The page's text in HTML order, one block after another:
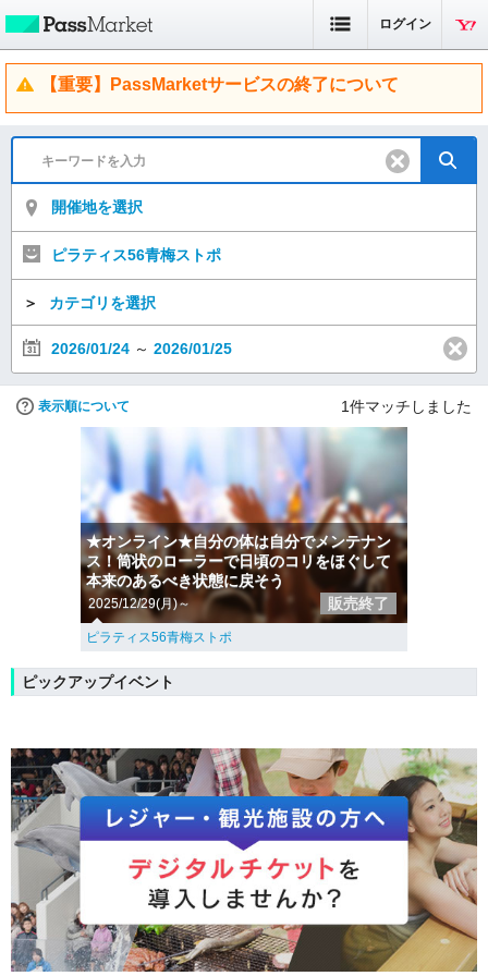
ログイン
【重要】PassMarketサービスの終了について
開催地を選択
ピラティス56青梅ストポ
＞ カテゴリを選択
2026/01/24 ～ 2026/01/25
表示順について 1件マッチしました
★オンライン★自分の体は自分でメンテナン
ス！筒状のローラーで日頃のコリをほぐして
本来のあるべき状態に戻そう
2025/12/29(月)～ 販売終了
ピラティス56青梅ストポ
ピックアップイベント